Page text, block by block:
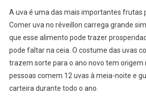
A uva é uma das mais importantes frutas
Comer uva no réveillon carrega grande
que esse alimento pode trazer
pode faltar na ceia. O costume das uvas
trazem sorte para o ano novo tem origem
pessoas comem 12 uvas à meia-noite e
carteira durante todo o ano.